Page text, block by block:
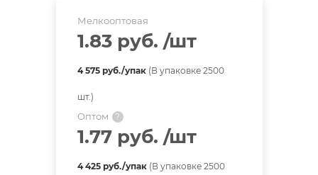
Мелкооптовая
1.83 руб. /шт
4 575 руб./упак(В упаковке 2500
шт.)
Оптом ?
1.77 руб. /шт
4 425 руб./упак(В упаковке 2500